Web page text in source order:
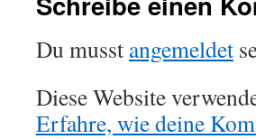
Du musst angemeldet
Diese Website
Erfahre, wie deine